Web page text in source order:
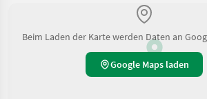
Beim Laden der Karte werden Daten an
Google Maps laden